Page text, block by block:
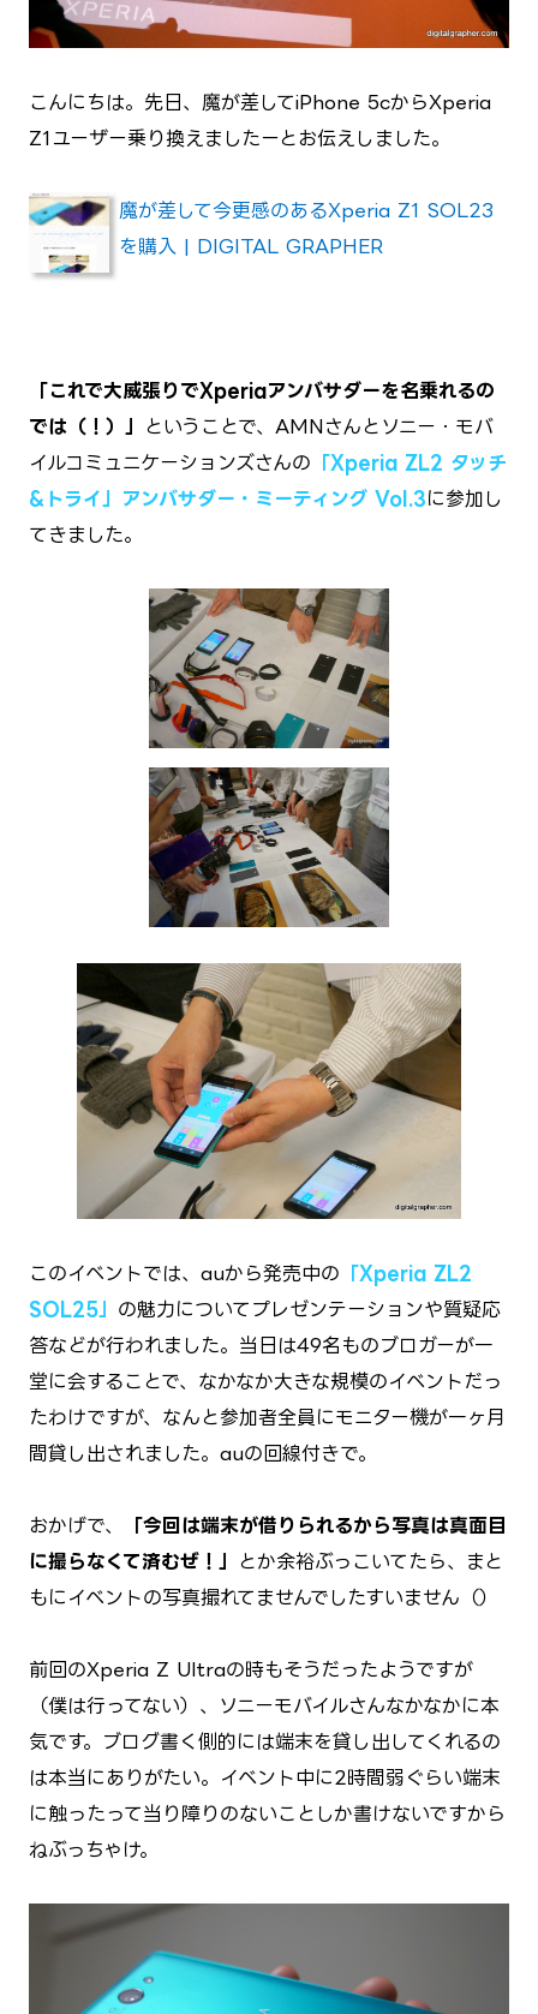
こんにちは。先日、魔が差してiPhone 5cからXperia
Z1ユーザー乗り換えましたーとお伝えしました。
魔が差して今更感のあるXperia Z1 SOL23
を購入 | DIGITAL GRAPHER
「これで大威張りでXperiaアンバサダーを名乗れるの
では（！）」
ということで、AMNさんとソニー・モバ
イルコミュニケーションズさんの 「Xperia ZL2 タッチ
&トライ」アンバサダー・ミーティング Vol.3に参加し
てきました。
このイベントでは、auから発売中の 「Xperia ZL2
SOL25」 の魅力についてプレゼンテーションや質疑応
答などが行われました。当日は49名ものブロガーが一
堂に会することで、なかなか大きな規模のイベントだっ
たわけですが、なんと参加者全員にモニター機が一ヶ月
間貸し出されました。auの回線付きで。
おかげで、
「今回は端末が借りられるから写真は真面目
に撮らなくて済むぜ！」
とか余裕ぶっこいてたら、まと
もにイベントの写真撮れてませんでしたすいません（）
前回のXperia Z Ultraの時もそうだったようですが
（僕は行ってない）、ソニーモバイルさんなかなかに本
気です。ブログ書く側的には端末を貸し出してくれるの
は本当にありがたい。イベント中に2時間弱ぐらい端末
に触ったって当り障りのないことしか書けないですから
ねぶっちゃけ。